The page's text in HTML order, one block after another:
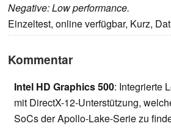
Negative: Low performance.
Einzeltest, online verfügbar, Kurz,
Kommentar
Intel HD Graphics 500: Integrierte
mit DirectX-12-Unterstützung,
SoCs der Apollo-Lake-Serie zu